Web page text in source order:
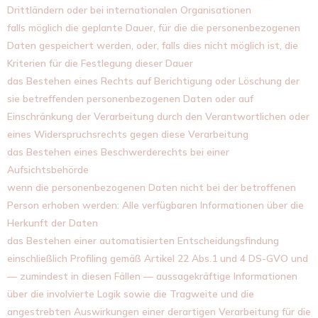
Drittländern oder bei internationalen Organisationen
falls möglich die geplante Dauer, für die die personenbezogenen
Daten gespeichert werden, oder, falls dies nicht möglich ist, die
Kriterien für die Festlegung dieser Dauer
das Bestehen eines Rechts auf Berichtigung oder Löschung der
sie betreffenden personenbezogenen Daten oder auf
Einschränkung der Verarbeitung durch den Verantwortlichen oder
eines Widerspruchsrechts gegen diese Verarbeitung
das Bestehen eines Beschwerderechts bei einer
Aufsichtsbehörde
wenn die personenbezogenen Daten nicht bei der betroffenen
Person erhoben werden: Alle verfügbaren Informationen über die
Herkunft der Daten
das Bestehen einer automatisierten Entscheidungsfindung
einschließlich Profiling gemäß Artikel 22 Abs.1 und 4 DS-GVO und
— zumindest in diesen Fällen — aussagekräftige Informationen
über die involvierte Logik sowie die Tragweite und die
angestrebten Auswirkungen einer derartigen Verarbeitung für die